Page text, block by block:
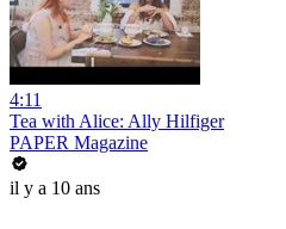
4:11
Tea with Alice: Ally Hilfiger
PAPER Magazine
il y a 10 ans